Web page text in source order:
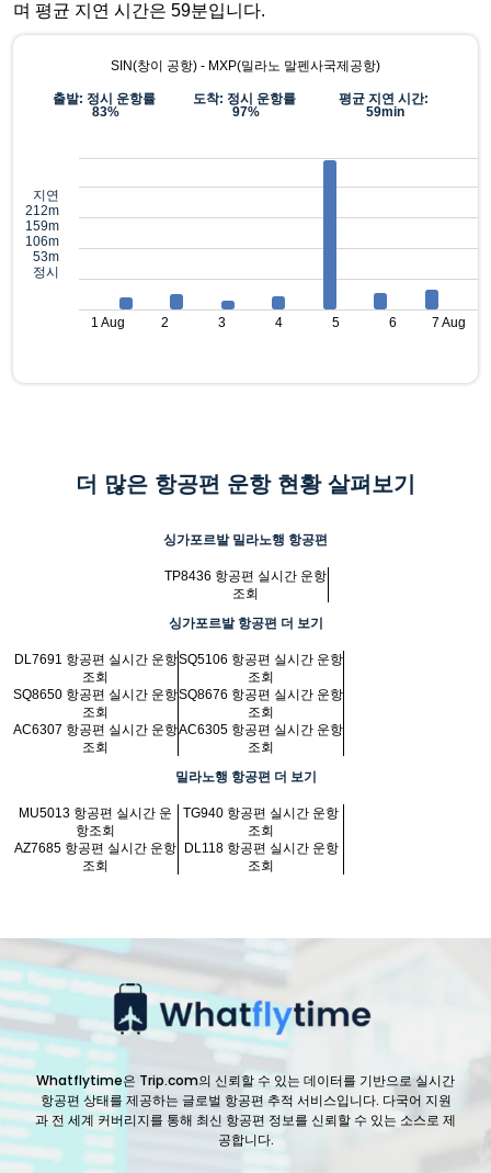
며 평균 지연 시간은 59분입니다.
SIN(창이 공항) - MXP(밀라노 말펜사국제공항)
출발: 정시 운항률
83%
도착: 정시 운항률
97%
평균 지연 시간:
59min
지연
212m
159m
106m
53m
정시
1 Aug 2 3 4 5 6 7 Aug
더 많은 항공편 운항 현황 살펴보기
싱가포르발 밀라노행 항공편
TP8436 항공편 실시간 운항
조회
싱가포르발 항공편 더 보기
DL7691 항공편 실시간 운항
조회
SQ5106 항공편 실시간 운항
조회
SQ8650 항공편 실시간 운항
조회
SQ8676 항공편 실시간 운항
조회
AC6307 항공편 실시간 운항
조회
AC6305 항공편 실시간 운항
조회
밀라노행 항공편 더 보기
MU5013 항공편 실시간 운
항조회
TG940 항공편 실시간 운항
조회
AZ7685 항공편 실시간 운항
조회
DL118 항공편 실시간 운항
조회
Whatflytime은 Trip.com의 신뢰할 수 있는 데이터를 기반으로 실시간
항공편 상태를 제공하는 글로벌 항공편 추적 서비스입니다. 다국어 지원
과 전 세계 커버리지를 통해 최신 항공편 정보를 신뢰할 수 있는 소스로 제
공합니다.